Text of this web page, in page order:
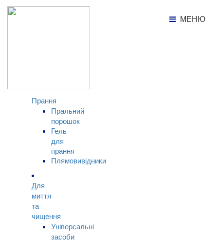
МЕНЮ
МЕНЮ
Каталог продукції
Прання
Пральний
порошок
Гель
для
прання
Плямовивідники
Для
миття
та
чищення
Універсальні
засоби